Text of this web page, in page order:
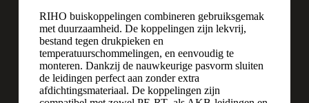
RIHO buiskoppelingen combineren gebruiksgemak
met duurzaamheid. De koppelingen zijn lekvrij,
bestand tegen drukpieken en
temperatuurschommelingen, en eenvoudig te
monteren. Dankzij de nauwkeurige pasvorm sluiten
de leidingen perfect aan zonder extra
afdichtingsmateriaal. De koppelingen zijn